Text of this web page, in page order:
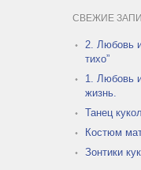
СВЕЖИЕ
2. Любовь
тихо”
1. Любовь
жизнь.
Танец кукол
Костюм
Зонтики